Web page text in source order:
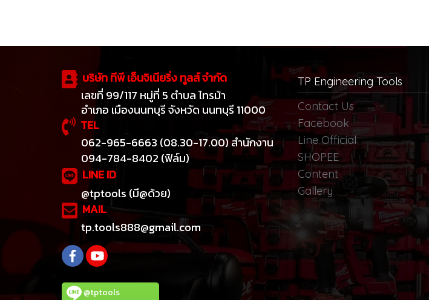
บริษัท ทีพี เอ็นจิเนียริ่ง ทูลส์ จำกัด
เลขที่ 99/117 หมู่ที่ 5 ตำบล ไทรม้า
อำเภอ เมืองนนทบุรี จังหวัด นนทบุรี 11000
TEL
062-965-6663 (08.30-17.00) สำนักงาน
094-784-8402 (ฟิล์ม)
LINE ID
@tptools (มี@ด้วย)
MAIL
tp.tools888@gmail.com
@tptools
TP Engineering Tools
Contact Us
Facebook
Line Official
SHOPEE
Content
Gallery